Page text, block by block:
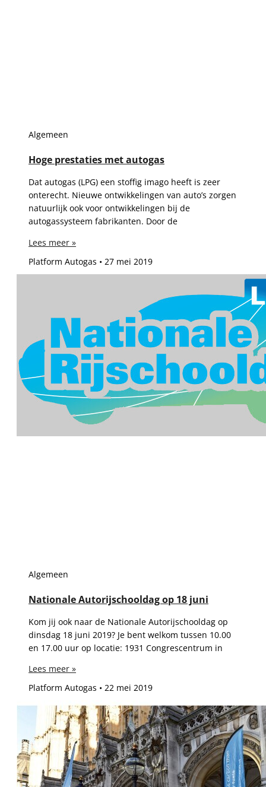
Algemeen
Hoge prestaties met autogas
Dat autogas (LPG) een stoffig imago heeft is zeer
onterecht. Nieuwe ontwikkelingen van auto’s zorgen
natuurlijk ook voor ontwikkelingen bij de
autogassysteem fabrikanten. Door de
Lees meer »
Platform Autogas
27 mei 2019
Algemeen
Nationale Autorijschooldag op 18 juni
Kom jij ook naar de Nationale Autorijschooldag op
dinsdag 18 juni 2019? Je bent welkom tussen 10.00
en 17.00 uur op locatie: 1931 Congrescentrum in
Lees meer »
Platform Autogas
22 mei 2019